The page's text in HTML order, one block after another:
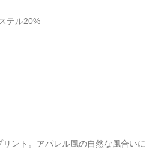
テル20%
ント。アパレル風の自然な風合いに